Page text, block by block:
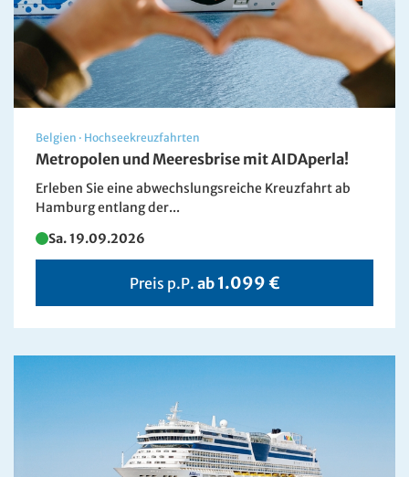
Belgien · Hochseekreuzfahrten
Metropolen und Meeresbrise mit AIDAperla!
Erleben Sie eine abwechslungsreiche Kreuzfahrt ab
Hamburg entlang der...
Sa. 19.09.2026
Preis p.P. ab 1.099 €